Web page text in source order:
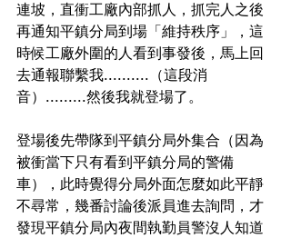
連坡，直衝工廠內部抓人，抓完人之後
再通知平鎮分局到場「維持秩序」，這
時候工廠外圍的人看到事發後，馬上回
去通報聯繫我..........（這段消
音）.........然後我就登場了。
登場後先帶隊到平鎮分局外集合（因為
被衝當下只有看到平鎮分局的警備
車），此時覺得分局外面怎麼如此平靜
不尋常，幾番討論後派員進去詢問，才
發現平鎮分局內夜間執勤員警沒人知道